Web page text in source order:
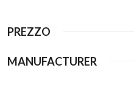
PREZZO
MANUFACTURER